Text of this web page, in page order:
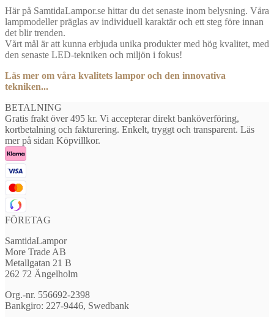
Här på SamtidaLampor.se hittar du det senaste inom belysning. Våra
lampmodeller präglas av individuell karaktär och ett steg före innan
det blir trenden.
Vårt mål är att kunna erbjuda unika produkter med hög kvalitet, med
den senaste LED-tekniken och miljön i fokus!
Läs mer om våra kvalitets lampor och den innovativa
tekniken...
BETALNING
Gratis frakt över 495 kr. Vi accepterar direkt banköverföring,
kortbetalning och fakturering. Enkelt, tryggt och transparent. Läs
mer på sidan Köpvillkor.
FÖRETAG
SamtidaLampor
More Trade AB
Metallgatan 21 B
262 72 Ängelholm
Org.-nr. 556692-2398
Bankgiro: 227-9446, Swedbank